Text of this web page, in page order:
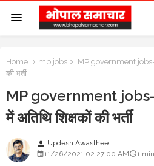
Home mp jobs
MP government jobs-
की भर्ती
MP government jobs-
में अतिथि शिक्षकों की भर्ती
person Updesh Awasthee
11/26/2021 02:27:00 AM
1